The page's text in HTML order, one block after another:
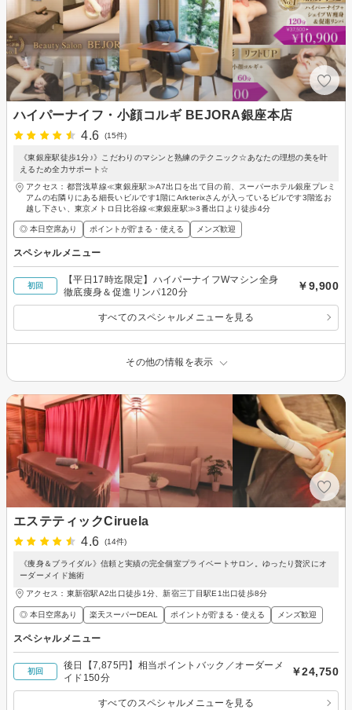
ハイパーナイフ・小顔コルギ BEJORA銀座本店
4.6
(15件)
《東銀座駅徒歩1分♪》こだわりのマシンと熟練のテクニック☆あなたの理想の美を叶
えるため全力サポート☆
アクセス：都営浅草線≪東銀座駅≫A7出口を出て目の前、スーパーホテル銀座プレミ
アムの右隣りにある細長いビルです1階にArkterixさんが入っているビルです3階迄お
越し下さい、東京メトロ日比谷線≪東銀座駅≫3番出口より徒歩4分
◎ 本日空席あり ポイントが貯まる・使える メンズ歓迎
スペシャルメニュー
初回
【平日17時迄限定】ハイパーナイフWマシン全身
徹底痩身＆促進リンパ120分
￥9,900
すべてのスペシャルメニューを見る
その他の情報を表示
エステティックCiruela
4.6
(14件)
《痩身＆ブライダル》信頼と実績の完全個室プライベートサロン。ゆったり贅沢にオ
ーダーメイド施術
アクセス：東新宿駅A2出口徒歩1分、新宿三丁目駅E1出口徒歩8分
◎ 本日空席あり 楽天スーパーDEAL ポイントが貯まる・使える メンズ歓迎
スペシャルメニュー
初回
後日【7,875円】相当ポイントバック／オーダーメ
イド150分
￥24,750
すべてのスペシャルメニューを見る